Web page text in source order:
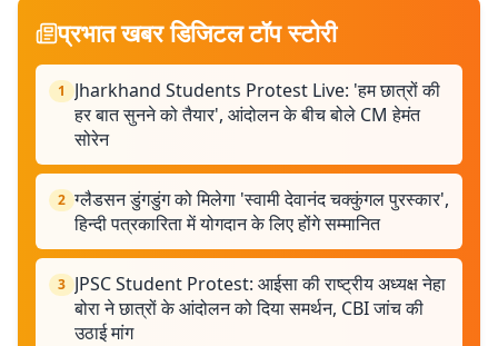
प्रभात खबर डिजिटल टॉप स्टोरी
1
Jharkhand Students Protest Live: 'हम छात्रों की
हर बात सुनने को तैयार', आंदोलन के बीच बोले CM हेमंत
सोरेन
2 ग्लैडसन डुंगडुंग को मिलेगा 'स्वामी देवानंद चक्कुंगल पुरस्कार',
हिन्दी पत्रकारिता में योगदान के लिए होंगे सम्मानित
3 JPSC Student Protest: आईसा की राष्ट्रीय अध्यक्ष नेहा
बोरा ने छात्रों के आंदोलन को दिया समर्थन, CBI जांच की
उठाई मांग